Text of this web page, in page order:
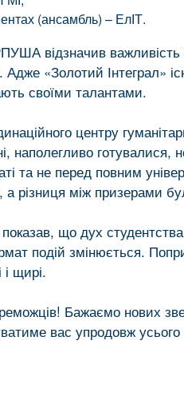
(ансамбль) – ЕлІТ.
відзначив важливість
Адже «Золотий Інтеграл»
своїми талантами.
центру
наполегливо
та не перед повним
а різниця між призерами
показав, що дух
подій змінюється.
і щирі.
Бажаємо нових
вас упродовж усього